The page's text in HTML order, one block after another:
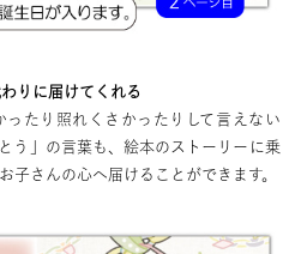
りに届けてくれる
たり照れくさかったりして言えない
う」の言葉も、絵本のストーリーに乗
子さんの心へ届けることができます。